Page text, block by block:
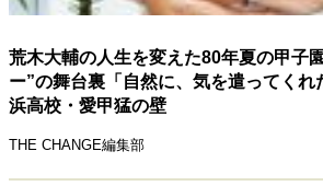
荒木大輔の人生を変えた80年夏の甲子
ー”の舞台裏「自然に、気を遣ってくれ
浜高校・愛甲猛の壁
THE CHANGE編集部